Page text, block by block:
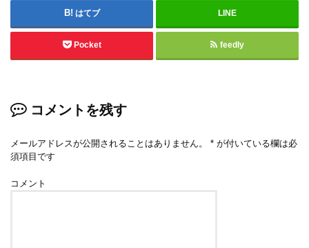
はてブ LINE
Pocket feedly
コメントを残す
メールアドレスが公開されることはありません。 * が付いている欄は必
須項目です
コメント